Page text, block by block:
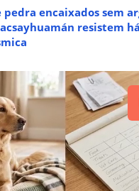
pedra encaixados sem
resistem